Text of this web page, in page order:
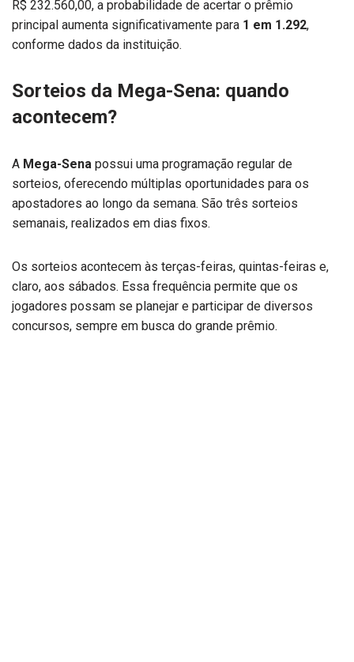
R$ 232.560,00, a probabilidade de acertar o prêmio
principal aumenta significativamente para 1 em 1.292,
conforme dados da instituição.
Sorteios da Mega-Sena: quando
acontecem?
A Mega-Sena possui uma programação regular de
sorteios, oferecendo múltiplas oportunidades para os
apostadores ao longo da semana. São três sorteios
semanais, realizados em dias fixos.
Os sorteios acontecem às terças-feiras, quintas-feiras e,
claro, aos sábados. Essa frequência permite que os
jogadores possam se planejar e participar de diversos
concursos, sempre em busca do grande prêmio.